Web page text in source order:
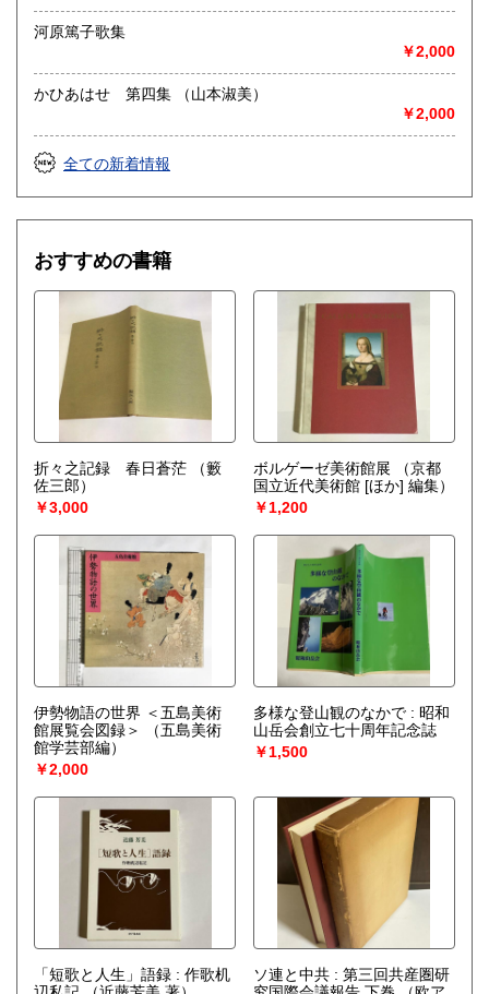
河原篤子歌集
￥2,000
かひあはせ 第四集 （山本淑美）
￥2,000
全ての新着情報
おすすめの書籍
折々之記録 春日蒼茫
（籔
佐三郎）
￥3,000
ボルゲーゼ美術館展
（京都
国立近代美術館 [ほか] 編集）
￥1,200
伊勢物語の世界 ＜五島美術
館展覧会図録＞
（五島美術
館学芸部編）
￥2,000
多様な登山観のなかで : 昭和
山岳会創立七十周年記念誌
￥1,500
「短歌と人生」語録 : 作歌机
ソ連と中共 : 第三回共産圏研